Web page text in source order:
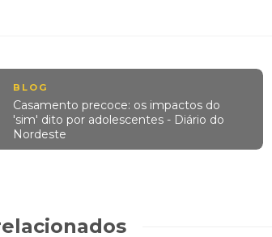
BLOG
Casamento precoce: os impactos do
'sim' dito por adolescentes - Diário do
Nordeste